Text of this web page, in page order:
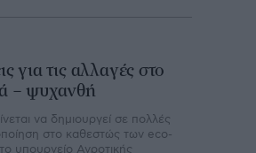
για τις αλλαγές στο
– ψυχανθή
να δημιουργεί σε πολλές
στο καθεστώς των eco-
υπουργείο Αγροτικής